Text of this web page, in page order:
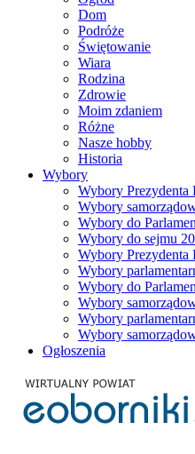
Dom
Podróże
Świętowanie
Wiara
Rodzina
Zdrowie
Moim zdaniem
Różne
Nasze hobby
Historia
Wybory
Wybory Prezydenta
Wybory
Wybory do
Wybory do sejmu
Wybory Prezydenta
Wybory
Wybory do
Wybory
Wybory
Wybory
Ogłoszenia